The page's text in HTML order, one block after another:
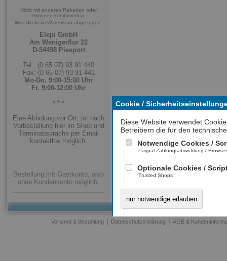
Cookie /
Diese Website verwendet
Betreibern die für den
Notwendige Cookies /
Paypal Zahlungsabwicklung /
Optionale Cookies /
Trusted Shops
nur notwendige erlauben
Nicht mit anderen Rabatten oder
Aktionen kombinierbar.
Wird direkt im Warenkorb abgezogen.
Elepi GmbH
Am Wenigerflur 22
D-54498 Piesport
Tel.: (0 65 07) 93 91 440
Fax: (0 65 07) 93 91 441
Mo-Do. 9:00-15:00 Uhr
Fr. 9:00-12:00 Uhr
* * *
Eine Abholung vor Ort, ist nach
Vorbestellung hier im Shop und
Terminabsprache per Email
kontaktlos möglich.
Bestellung mit Gastkonto, also
ohne Kundenkonto möglich.
Versand & Bezahlung | Datenschutzerklärung | AGB &